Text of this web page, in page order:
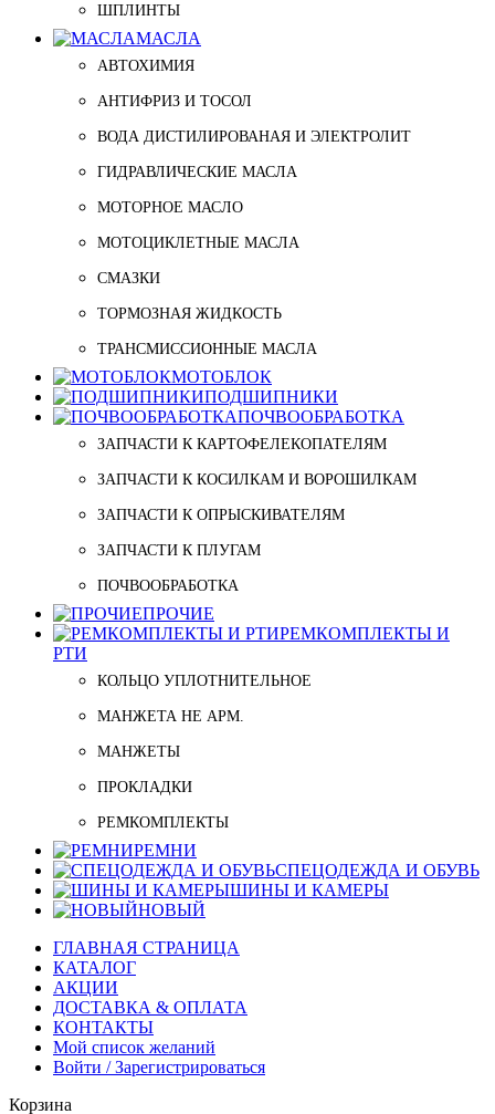
ШПЛИНТЫ
МАСЛА
АВТОХИМИЯ
АНТИФРИЗ И ТОСОЛ
ВОДА ДИСТИЛИРОВАНАЯ И ЭЛЕКТРОЛИТ
ГИДРАВЛИЧЕСКИЕ МАСЛА
МОТОРНОЕ МАСЛО
МОТОЦИКЛЕТНЫЕ МАСЛА
СМАЗКИ
ТОРМОЗНАЯ ЖИДКОСТЬ
ТРАНСМИССИОННЫЕ МАСЛА
МОТОБЛОК
ПОДШИПНИКИ
ПОЧВООБРАБОТКА
ЗАПЧАСТИ К КАРТОФЕЛЕКОПАТЕЛЯМ
ЗАПЧАСТИ К КОСИЛКАМ И ВОРОШИЛКАМ
ЗАПЧАСТИ К ОПРЫСКИВАТЕЛЯМ
ЗАПЧАСТИ К ПЛУГАМ
ПОЧВООБРАБОТКА
ПРОЧИЕ
РЕМКОМПЛЕКТЫ И
РТИ
КОЛЬЦО УПЛОТНИТЕЛЬНОЕ
МАНЖЕТА НЕ АРМ.
МАНЖЕТЫ
ПРОКЛАДКИ
РЕМКОМПЛЕКТЫ
РЕМНИ
СПЕЦОДЕЖДА И ОБУВЬ
ШИНЫ И КАМЕРЫ
НОВЫЙ
ГЛАВНАЯ СТРАНИЦА
КАТАЛОГ
АКЦИИ
ДОСТАВКА & ОПЛАТА
КОНТАКТЫ
Мой список желаний
Войти / Зарегистрироваться
Корзина